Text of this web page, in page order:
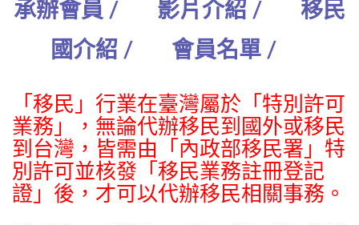
承辦會員 / 影片介紹 /
移民
國介紹 /
會員名單 /
「移民」行業在臺灣屬於「特別許可
業務」，無論代辦移民到國外或移民
到台灣，皆需由「內政部移民署」特
別許可並核發「移民業務註冊登記
證」後，才可以代辦移民相關事務。